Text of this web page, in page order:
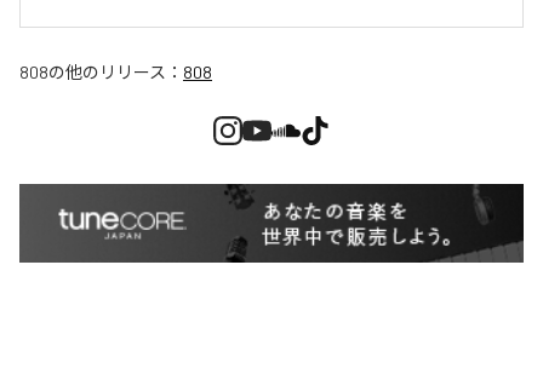
808の他のリリース： 808